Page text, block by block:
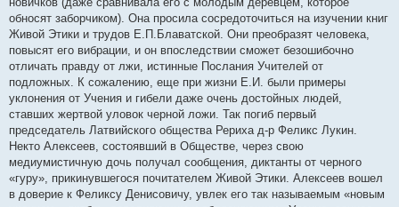
обносят заборчиком). Она просила сосредоточиться на изучении книг
Живой Этики и трудов Е.П.Блаватской. Они преобразят человека,
повысят его вибрации, и он впоследствии сможет безошибочно
отличать правду от лжи, истинные Послания Учителей от
подложных. К сожалению, еще при жизни Е.И. были примеры
уклонения от Учения и гибели даже очень достойных людей,
ставших жертвой уловок черной ложи. Так погиб первый
председатель Латвийского общества Рериха д-р Феликс Лукин.
Некто Алексеев, состоявший в Обществе, через свою
медиумистичную дочь получал сообщения, диктанты от черного
«гуру», прикинувшегося почитателем Живой Этики. Алексеев вошел
в доверие к Феликсу Денисовичу, увлек его так называемым «новым